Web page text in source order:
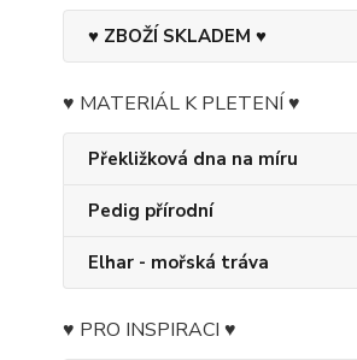
♥ ZBOŽÍ SKLADEM ♥
♥ MATERIÁL K PLETENÍ ♥
Překližková dna na míru
Pedig přírodní
Elhar - mořská tráva
♥ PRO INSPIRACI ♥